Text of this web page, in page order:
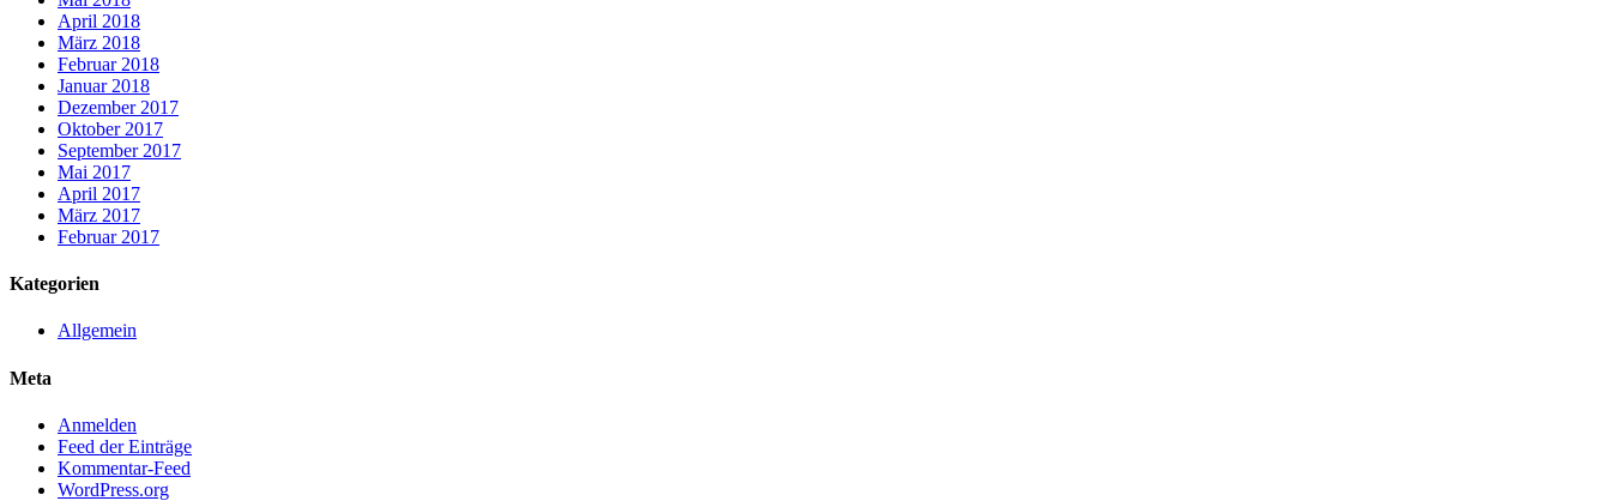
April 2018
März 2018
Februar 2018
Januar 2018
Dezember 2017
Oktober 2017
September 2017
Mai 2017
April 2017
März 2017
Februar 2017
Kategorien
Allgemein
Meta
Anmelden
Feed der Einträge
Kommentar-Feed
WordPress.org